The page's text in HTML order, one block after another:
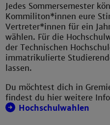
Jedes Sommersemester
Kommiliton*innen eure
Vertreter*innen für ein
wählen. Für die
der Technischen
immatrikulierte
lassen.
Du möchtest dich in
findest du hier weitere
Hochschulwahlen